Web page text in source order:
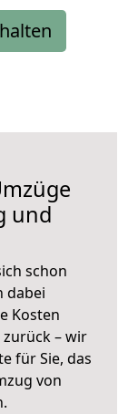
und
schon
dabei
Kosten
zurück – wir
für Sie, das
von